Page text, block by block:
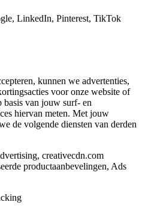
LinkedIn, Pinterest, TikTok
kunnen we advertenties,
voor onze website of
basis van jouw surf- en
hiervan meten. Met jouw
de volgende diensten van derden
creativecdn.com
productaanbevelingen, Ads